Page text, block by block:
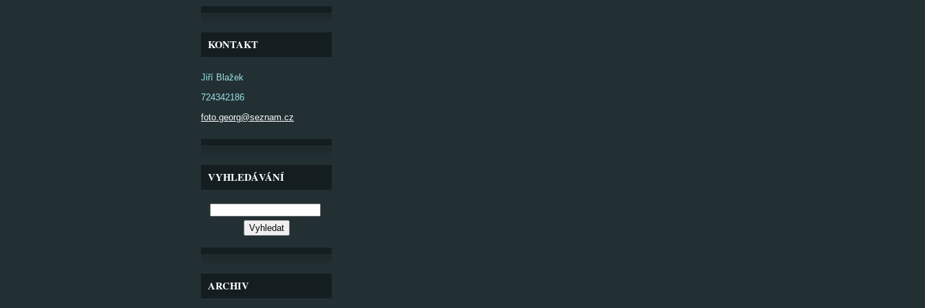
KONTAKT
Jiří Blažek
724342186
foto.georg@seznam.cz
VYHLEDÁVÁNÍ
ARCHIV